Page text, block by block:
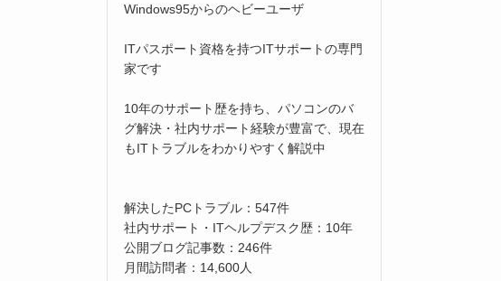
Windows95からのヘビーユーザ
ITパスポート資格を持つITサポートの専門
家です
10年のサポート歴を持ち、パソコンのバ
グ解決・社内サポート経験が豊富で、現在
もITトラブルをわかりやすく解説中
解決したPCトラブル：547件
社内サポート・ITヘルプデスク歴：10年
公開ブログ記事数：246件
月間訪問者：14,600人